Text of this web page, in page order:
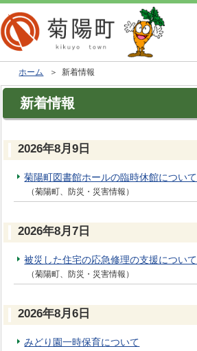
ホーム ＞ 新着情報
新着情報
2026年8月9日
菊陽町図書館ホールの臨時休館について
（菊陽町、防災・災害情報）
2026年8月7日
被災した住宅の応急修理の支援について
（菊陽町、防災・災害情報）
2026年8月6日
みどり園一時保育について